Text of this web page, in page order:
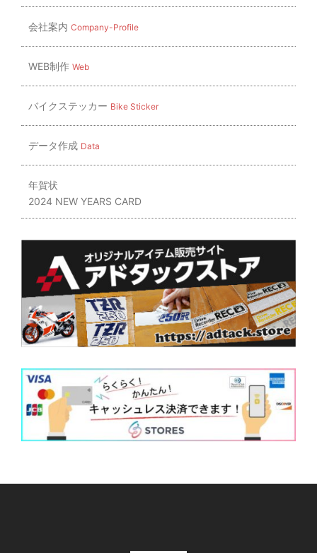
会社案内 Company-Profile
WEB制作 Web
バイクステッカー Bike Sticker
データ作成 Data
年賀状
2024 NEW YEARS CARD